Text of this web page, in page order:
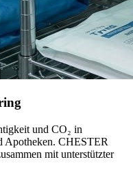
und CO₂ in
Apotheken. CHESTER
mit unterstützter